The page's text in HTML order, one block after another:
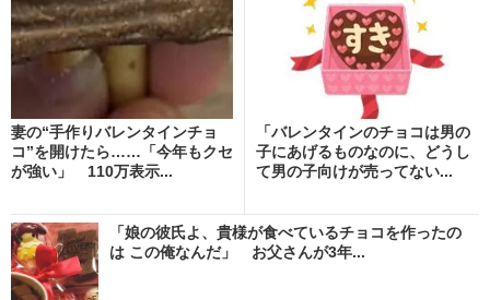
妻の“手作りバレンタインチョ
コ”を開けたら……「今年もクセ
が強い」 110万表示...
「バレンタインのチョコは男の
子にあげるものなのに、どうし
て男の子向けが売ってない...
「娘の彼氏よ、貴様が食べているチョコを作ったの
は この俺なんだ」 お父さんが3年...